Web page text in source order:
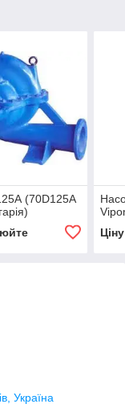
(70D125A
Україна